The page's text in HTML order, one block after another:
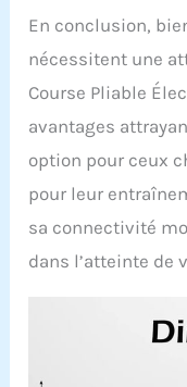
En conclusion,
nécessitent une
Course Pliable
avantages
option pour ceux
pour leur
sa connectivité
dans l’atteinte de